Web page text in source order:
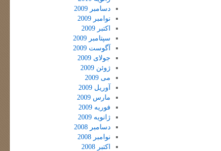
دسامبر 2009
نوامبر 2009
اکتبر 2009
سپتامبر 2009
آگوست 2009
جولای 2009
ژوئن 2009
می 2009
آوریل 2009
مارس 2009
فوریه 2009
ژانویه 2009
دسامبر 2008
نوامبر 2008
اکتبر 2008